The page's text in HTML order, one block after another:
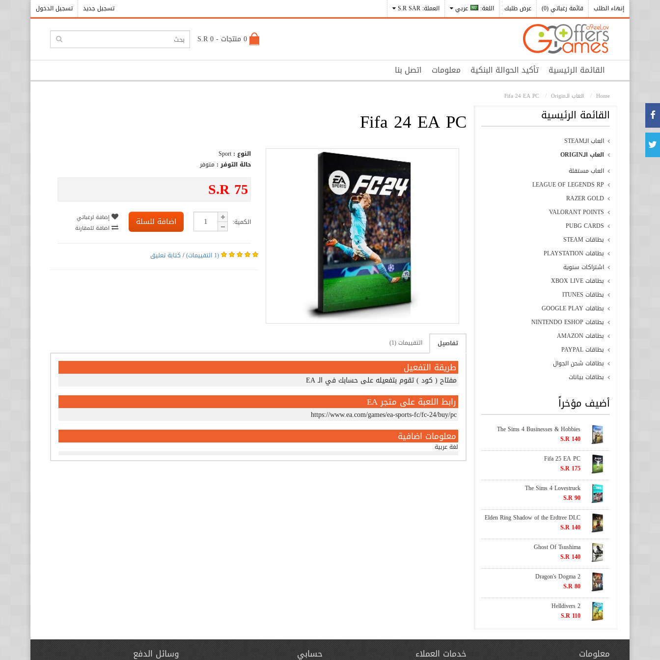
عرض طلبك قائمة رغباتي (0) إنهاء الطلب اللغة: عربي العملة: S.R SAR تسجيل الدخول تسجيل جديد
0 منتجات - S.R 0
القائمة الرئيسية تأكيد الحوالة البنكية معلومات اتصل بنا
Home العاب الـOrigin Fifa 24 EA PC
القائمة الرئيسية
العاب الـSTEAM
العاب الـORIGIN
العاب مستقلة
LEAGUE OF LEGENDS RP
RAZER GOLD
VALORANT POINTS
PUBG CARDS
بطاقات STEAM
بطاقات PLAYSTATION
اشتراكات سنوية
بطاقات XBOX LIVE
بطاقات ITUNES
بطاقات GOOGLE PLAY
بطاقات NINTENDO ESHOP
بطاقات AMAZON
بطاقات PAYPAL
بطاقات شحن الجوال
بطاقات بيانات
أضيف مؤخراً
The Sims 4 Businesses & Hobbies
S.R 140
Fifa 25 EA PC
S.R 175
The Sims 4 Lovestruck
S.R 90
Elden Ring Shadow of the Erdtree DLC
S.R 140
Ghost Of Tsushima
S.R 140
Dragon's Dogma 2
S.R 80
Helldivers 2
S.R 110
Fifa 24 EA PC
النوع :Sport
حالة التوفر : متوفر
S.R 75
الكمية: اضافة للسلة
إضافة لرغباتي
اضافة للمقارنة
(1 التقييمات) / كتابة تعليق
تفاصيل التقييمات (1)
طريقة التفعيل
مفتاح ( كود ) تقوم بتفعيله على حسابك في الـ EA
رابط اللعبة على متجر EA
https://www.ea.com/games/ea-sports-fc/fc-24/buy/pc
معلومات اضافية
لغة عربية
معلومات خدمات العملاء حسابي وسائل الدفع